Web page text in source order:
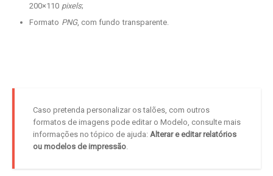
200×110 pixels;
Formato PNG, com fundo transparente.
Caso pretenda personalizar os talões, com outros
formatos de imagens pode editar o Modelo, consulte mais
informações no tópico de ajuda: Alterar e editar relatórios
ou modelos de impressão.